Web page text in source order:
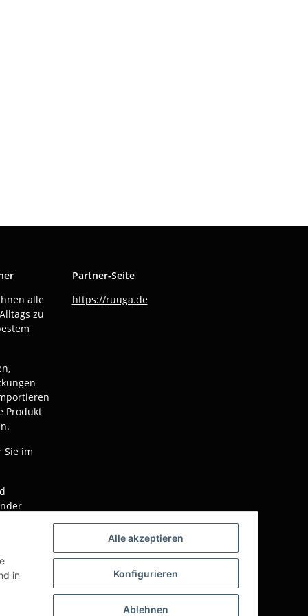
Alle akzeptieren
Konfigurieren
Ablehnen
in
alle
zu
Produkt
Sie im
von
Partner-Seite
https://ruuga.de